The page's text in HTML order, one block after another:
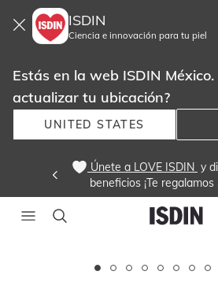
ISDIN
Ciencia e innovación para tu piel
Estás en la web ISDIN México.
actualizar tu ubicación?
UNITED STATES
Únete a LOVE ISDIN y
beneficios ¡Te